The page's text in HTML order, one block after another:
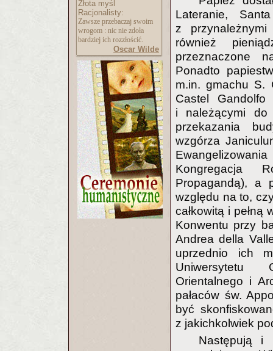
Złota myśl
Racjonalisty:
Zawsze przebaczaj swoim
wrogom : nic nie zdoła
bardziej ich rozzłościć.
Oscar Wilde
Lateranie,
z
również
przeznaczone
Ponadto
m.in. gmachu S.
Castel Gandolfo
i należącymi do
przekazania
wzgórza
Kongregacja
Propagandą), a
względu na to,
całkowitą i pełną
Konwentu przy
Andrea della
uprzednio ich
Uniwersytetu
Orientalnego i
pałaców św.
być
z jakichkolwiek
Następują i